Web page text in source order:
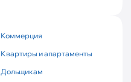
Коммерция
Квартиры и апартаменты
Дольщикам